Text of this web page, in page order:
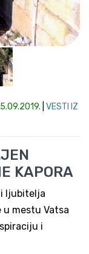
VESTI IZ
KAPORA
i ljubitelja
mestu Vatsa
i